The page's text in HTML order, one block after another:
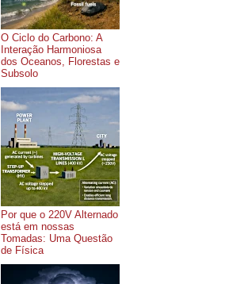
O Ciclo do Carbono: A
Interação Harmoniosa
dos Oceanos, Florestas e
Subsolo
Por que o 220V Alternado
está em nossas
Tomadas: Uma Questão
de Física